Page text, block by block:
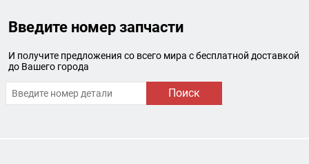
Введите номер запчасти
И получите предложения со всего мира с бесплатной доставкой
до Вашего города
Поиск